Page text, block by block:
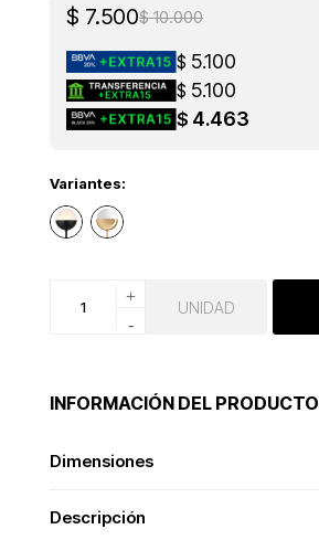
$ 7.500$ 10.000
$ 5.100
$ 5.100
$ 4.463
Variantes:
+
-
UNIDAD
INFORMACIÓN DEL PRODUCTO
Dimensiones
Descripción